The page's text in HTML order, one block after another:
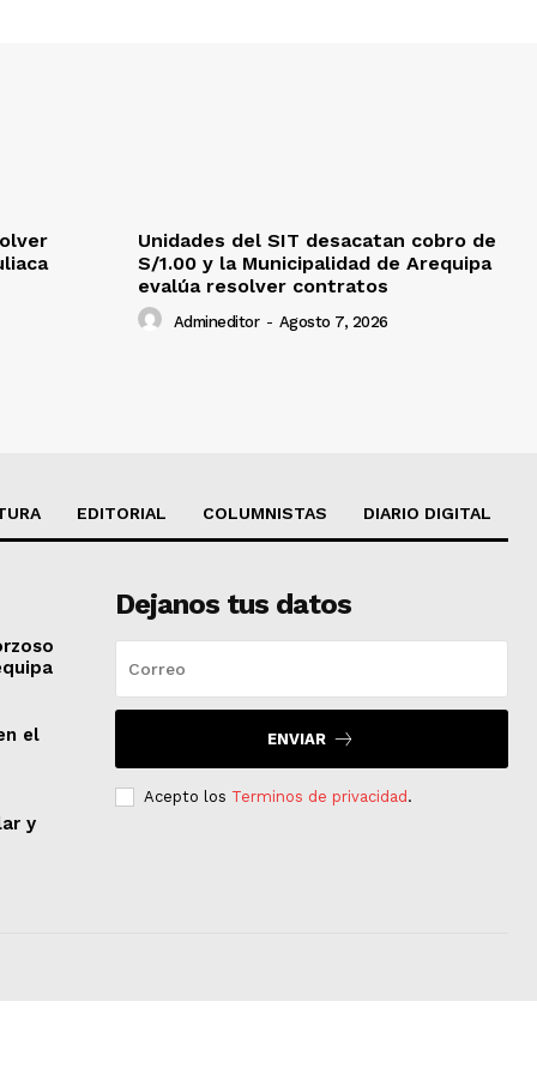
Unidades del SIT desacatan cobro de
S/1.00 y la Municipalidad de Arequipa
evalúa resolver contratos
Admineditor - Agosto 7, 2026
EDITORIAL COLUMNISTAS DIARIO DIGITAL
el
y
Dejanos tus datos
ENVIAR
Acepto los Terminos de privacidad .